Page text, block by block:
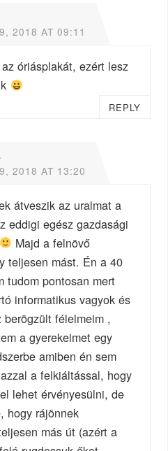
2018 AT 09:11
óriásplakát, ezért lesz
REPLY
2018 AT 13:20
átveszik az uralmat a
eddigi egész gazdasági
Majd a felnövő
teljesen mást. Én a 40
tudom pontosan mert
informatikus vagyok és
félelmeim ,
a gyerekeimet egy
amiben én sem
a felkiáltással, hogy
lehet érvényesülni, de
hogy rájönnek
más út (azért a